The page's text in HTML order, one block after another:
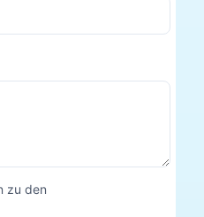
zu den